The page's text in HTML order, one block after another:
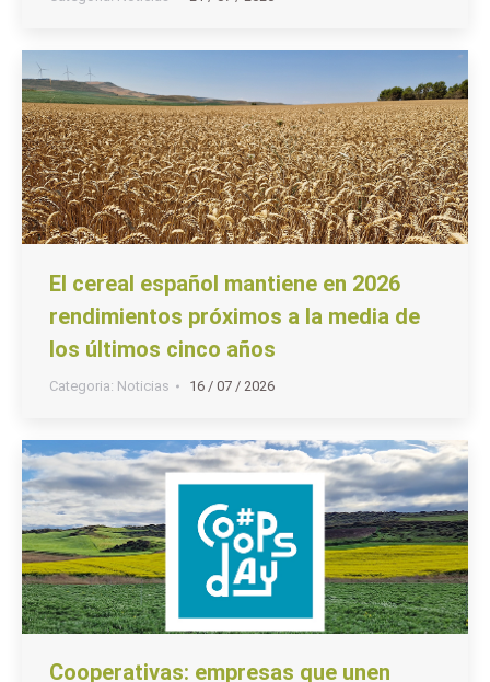
El cereal español mantiene en 2026
rendimientos próximos a la media de
los últimos cinco años
Categoria: Noticias 16 / 07 / 2026
Cooperativas: empresas que unen